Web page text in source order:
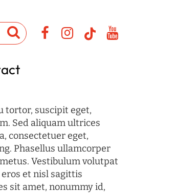
tortor, suscipit eget,
Sed aliquam ultrices
consectetuer eget,
Phasellus ullamcorper
Vestibulum volutpat
et nisl sagittis
sit amet, nonummy id,